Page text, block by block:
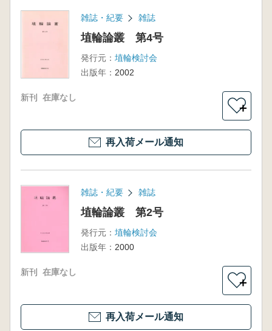
雑誌・紀要 雑誌
埴輪論叢 第4号
発行元： 埴輪検討会
出版年： 2002
新刊 在庫なし
＋
再入荷メール通知
雑誌・紀要 雑誌
埴輪論叢 第2号
発行元： 埴輪検討会
出版年： 2000
新刊 在庫なし
＋
再入荷メール通知